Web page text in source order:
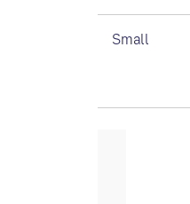
Small